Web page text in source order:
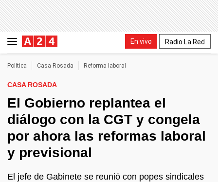
En vivo Radio La Red
Política Casa Rosada Reforma laboral
CASA ROSADA
El Gobierno replantea el
diálogo con la CGT y congela
por ahora las reformas laboral
y previsional
El jefe de Gabinete se reunió con popes sindicales